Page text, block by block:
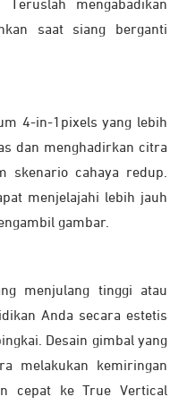
mengabadikan
saat siang berganti
4-in-1pixels yang lebih
dan menghadirkan citra
skenario cahaya redup.
menjelajahi lebih jauh
gambar.
menjulang tinggi atau
Anda secara estetis
Desain gimbal yang
melakukan kemiringan
cepat ke True Vertical